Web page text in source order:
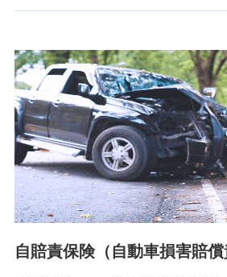
をお送りするため
分析するため
当社の対応品質向上やお問い合わせ内
個人情報保護管理者の職名、
株式会社ドコモ・インシュアランス
〒103-0013 東京都中央区日本橋人
ネット日本橋ビル 3F
株式会社ドコモ・インシュアランス
個人情報の第三者提供について
除き、第三者に提供いたしません。
自賠責保険（自動車損害賠